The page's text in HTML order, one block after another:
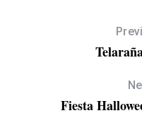
Fiesta